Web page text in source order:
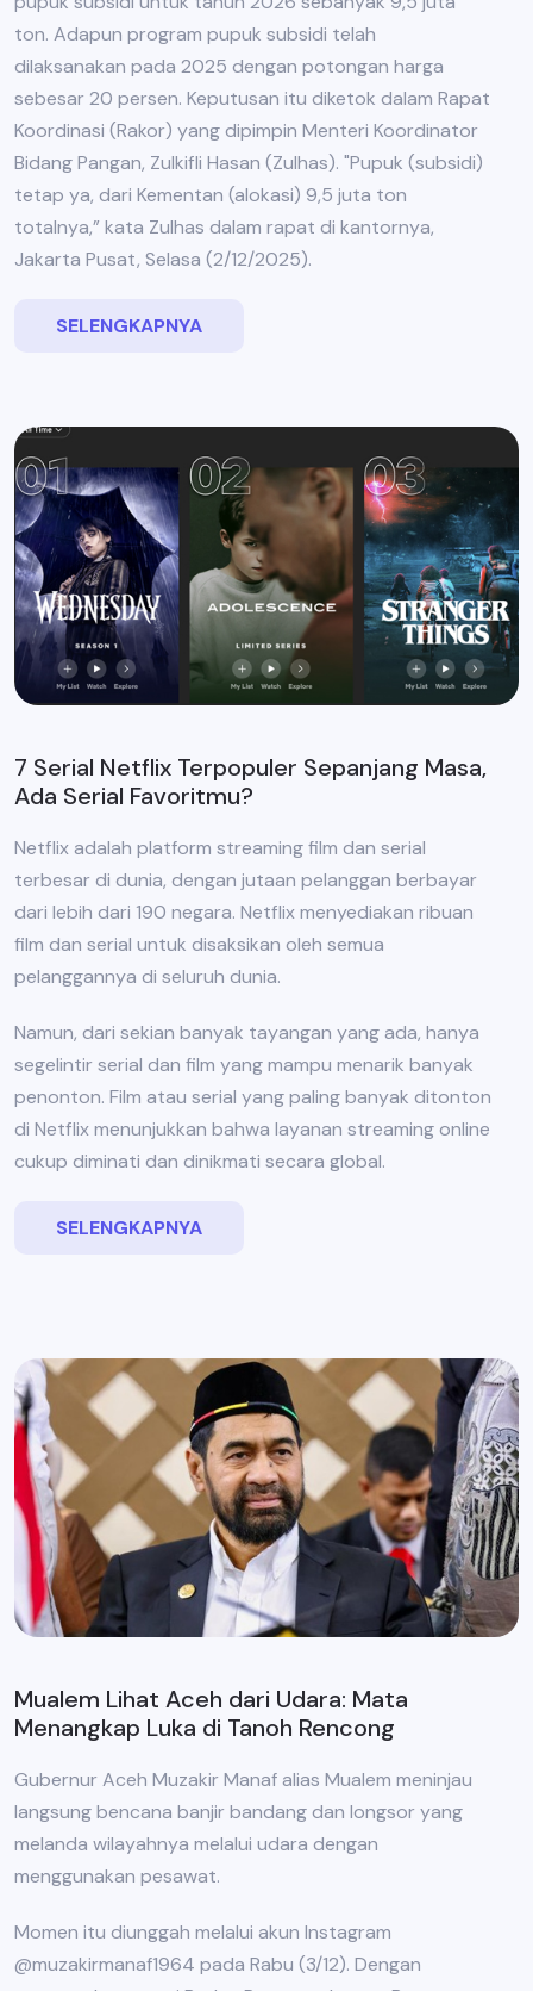
ton. Adapun program pupuk subsidi telah
dilaksanakan pada 2025 dengan potongan harga
sebesar 20 persen. Keputusan itu diketok dalam Rapat
Koordinasi (Rakor) yang dipimpin Menteri Koordinator
Bidang Pangan, Zulkifli Hasan (Zulhas). "Pupuk (subsidi)
tetap ya, dari Kementan (alokasi) 9,5 juta ton
totalnya,” kata Zulhas dalam rapat di kantornya,
Jakarta Pusat, Selasa (2/12/2025).
SELENGKAPNYA
7 Serial Netflix Terpopuler Sepanjang Masa,
Ada Serial Favoritmu?
Netflix adalah platform streaming film dan serial
terbesar di dunia, dengan jutaan pelanggan berbayar
dari lebih dari 190 negara. Netflix menyediakan ribuan
film dan serial untuk disaksikan oleh semua
pelanggannya di seluruh dunia.
Namun, dari sekian banyak tayangan yang ada, hanya
segelintir serial dan film yang mampu menarik banyak
penonton. Film atau serial yang paling banyak ditonton
di Netflix menunjukkan bahwa layanan streaming online
cukup diminati dan dinikmati secara global.
SELENGKAPNYA
Mualem Lihat Aceh dari Udara: Mata
Menangkap Luka di Tanoh Rencong
Gubernur Aceh Muzakir Manaf alias Mualem meninjau
langsung bencana banjir bandang dan longsor yang
melanda wilayahnya melalui udara dengan
menggunakan pesawat.
Momen itu diunggah melalui akun Instagram
@muzakirmanaf1964 pada Rabu (3/12). Dengan